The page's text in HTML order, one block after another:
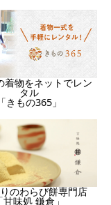
着物をネットでレン
タル
「きもの365」
のわらび餅専門店
「甘味処 鎌倉」